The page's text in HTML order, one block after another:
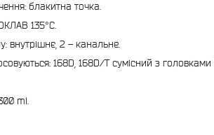
блакитна точка.
135°C.
внутрішнє, 2 – канальне.
168D, 168D/T сумісний з головками
ml.